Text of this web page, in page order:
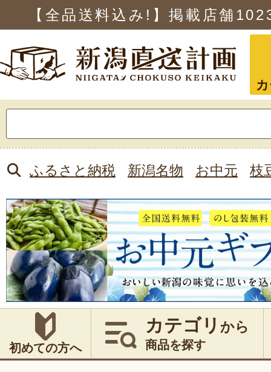
【全品送料込み!】掲載店舗
索:
ふるさと納税 新潟名物 お中元 枝
初めての方へ
カテゴリ から
商品を探す